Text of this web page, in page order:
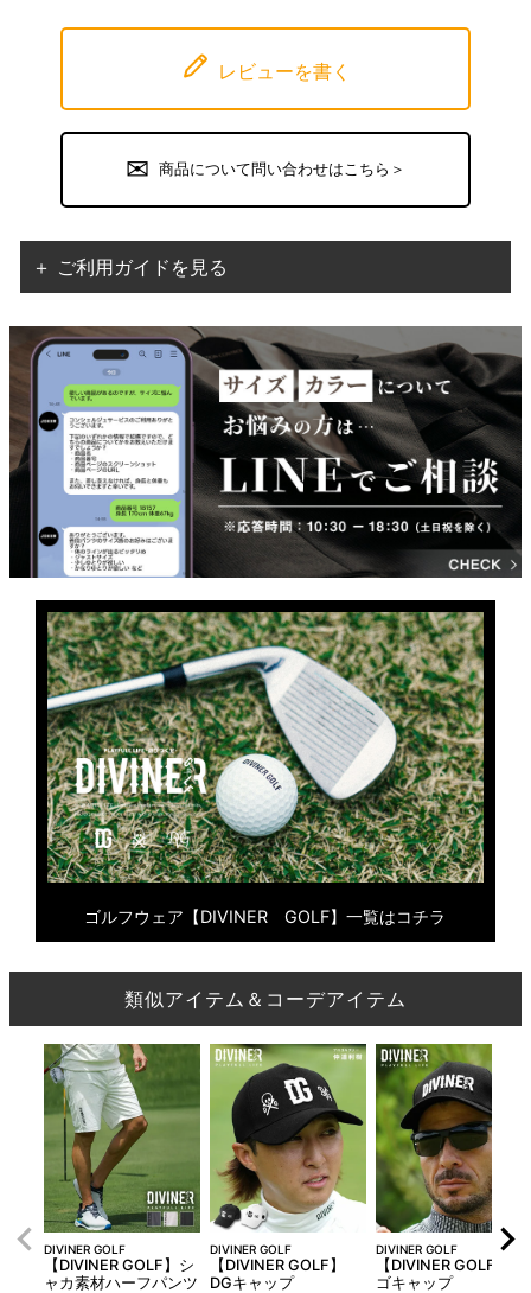
レビューを書く
商品について問い合わせはこちら＞
＋ ご利用ガイドを見る
ゴルフウェア【DIVINER GOLF】一覧はコチラ
類似アイテム＆コーデアイテム
DIVINER GOLF
【DIVINER GOLF】シ
ャカ素材ハーフパンツ
DIVINER GOLF
【DIVINER GOLF】
DGキャップ
DIVINER GOLF
【DIVINER GOLF】ロ
ゴキャップ